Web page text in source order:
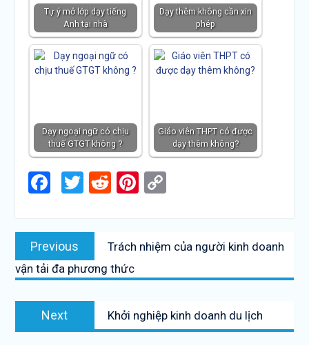
Tự ý mở lớp dạy tiếng
Anh tại nhà
Dạy thêm không cần xin
phép
Dạy ngoại ngữ có chịu
thuế GTGT không ?
Giáo viên THPT có được
dạy thêm không?
Facebook
Twitter
RedditPinterest
Copy
Điều
hướng
bài
viết
Previous
Previous
post:
Trách nhiệm của người kinh doanh
vận tải đa phương thức
Next
Next
post:
Khởi nghiệp kinh doanh du lịch